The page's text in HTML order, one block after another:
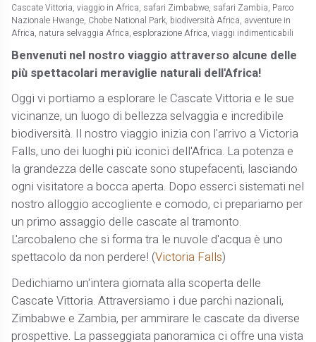
Cascate Vittoria, viaggio in Africa, safari Zimbabwe, safari Zambia, Parco
Nazionale Hwange, Chobe National Park, biodiversità Africa, avventure in
Africa, natura selvaggia Africa, esplorazione Africa, viaggi indimenticabili
Benvenuti nel nostro viaggio attraverso alcune delle
più spettacolari meraviglie naturali dell'Africa!
Oggi vi portiamo a esplorare le Cascate Vittoria e le sue
vicinanze, un luogo di bellezza selvaggia e incredibile
biodiversità. Il nostro viaggio inizia con l'arrivo a Victoria
Falls, uno dei luoghi più iconici dell'Africa. La potenza e
la grandezza delle cascate sono stupefacenti, lasciando
ogni visitatore a bocca aperta. Dopo esserci sistemati nel
nostro alloggio accogliente e comodo, ci prepariamo per
un primo assaggio delle cascate al tramonto.
L'arcobaleno che si forma tra le nuvole d'acqua è uno
spettacolo da non perdere! (Victoria Falls)
Dedichiamo un'intera giornata alla scoperta delle
Cascate Vittoria. Attraversiamo i due parchi nazionali,
Zimbabwe e Zambia, per ammirare le cascate da diverse
prospettive. La passeggiata panoramica ci offre una vista